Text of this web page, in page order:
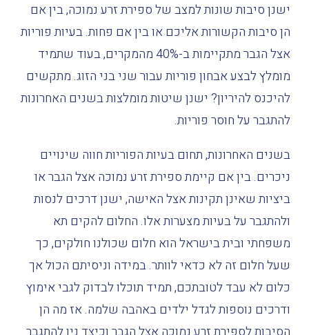
ישנןסיבות שונותלמצב שלספירתזרע נמוכה,ביןאם
הןסיבותהקשורותאליכםאוביןאם פחות.בעיות פוריות
אצלהגברמתקיימותב-40% מהמקרים,בעוד שתמיד
מומלץלבצעאבחון פוריות עבור שניבניהזוג. מתקשים
להיכנסלהיריון? ישנן שיטותמומלצותבשנים האחרונות
להתגבר עלחוסר פוריות.
בשנים האחרונות,תחוםבעיותהפוריותחווה שינויים
ניכרים.ביןאם קיימתספירתזרע נמוכהאצלהגבראו
ביציות שאינןתקינותאצלהאישה, ישנןדרכיםלנסות
ולהתגבר עלבעיותמצערותאלו. החלוםלהקים תא
משפחתי וביתבישראלהוא חלום שכולנוחולקים, כך
שעלחלום זהלא כדאילוותר.במידה וניסיתם הכולאך
כלוםלא עבדלטובתכם,תמיד תוכלולבדוקלגביאימוץ
ודרכים נוספותלגדל ילדיםבאהבה שלמה.אז מה הן